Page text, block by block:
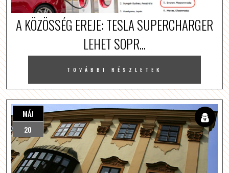
A KÖZÖSSÉG EREJE: TESLA SUPERCHARGER
LEHET SOPR...
TOVÁBBI RÉSZLETEK
MÁJ
20